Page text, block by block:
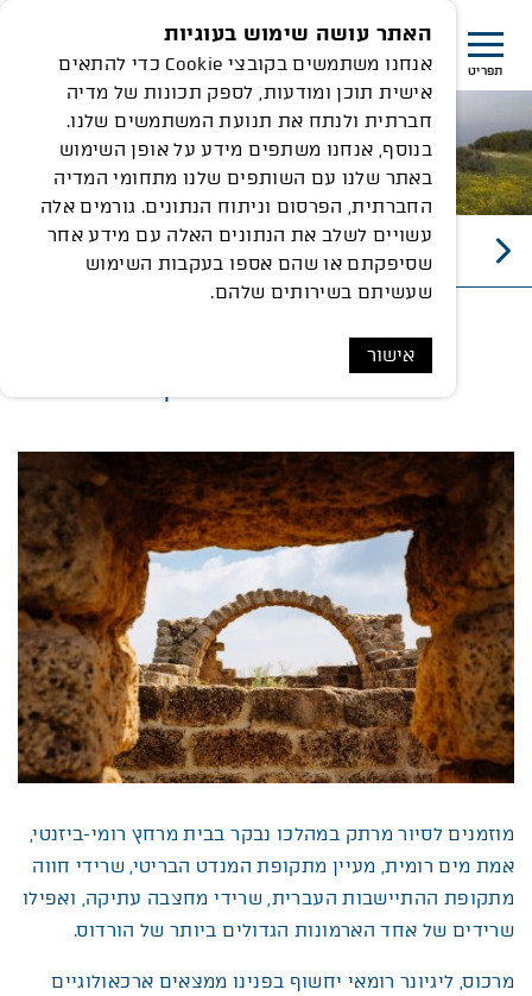
תפריט
מנהרת הזמן
מוזמנים לסיור מרתק במהלכו נבקר בבית מרחץ רומי-ביזנטי,
אמת מים רומית, מעיין מתקופת המנדט הבריטי, שרידי חווה
מתקופת ההתיישבות העברית, שרידי מחצבה עתיקה, ואפילו
שרידים של אחד הארמונות הגדולים ביותר של הורדוס.
מרכוס, ליגיונר רומאי יחשוף בפנינו ממצאים ארכאולוגיים
האתר עושה שימוש בעוגיות
אנחנו משתמשים בקובצי Cookie כדי להתאים
אישית תוכן ומודעות, לספק תכונות של מדיה
חברתית ולנתח את תנועת המשתמשים שלנו.
בנוסף, אנחנו משתפים מידע על אופן השימוש
באתר שלנו עם השותפים שלנו מתחומי המדיה
החברתית, הפרסום וניתוח הנתונים. גורמים אלה
עשויים לשלב את הנתונים האלה עם מידע אחר
שסיפקתם או שהם אספו בעקבות השימוש
שעשיתם בשירותים שלהם.
אישור